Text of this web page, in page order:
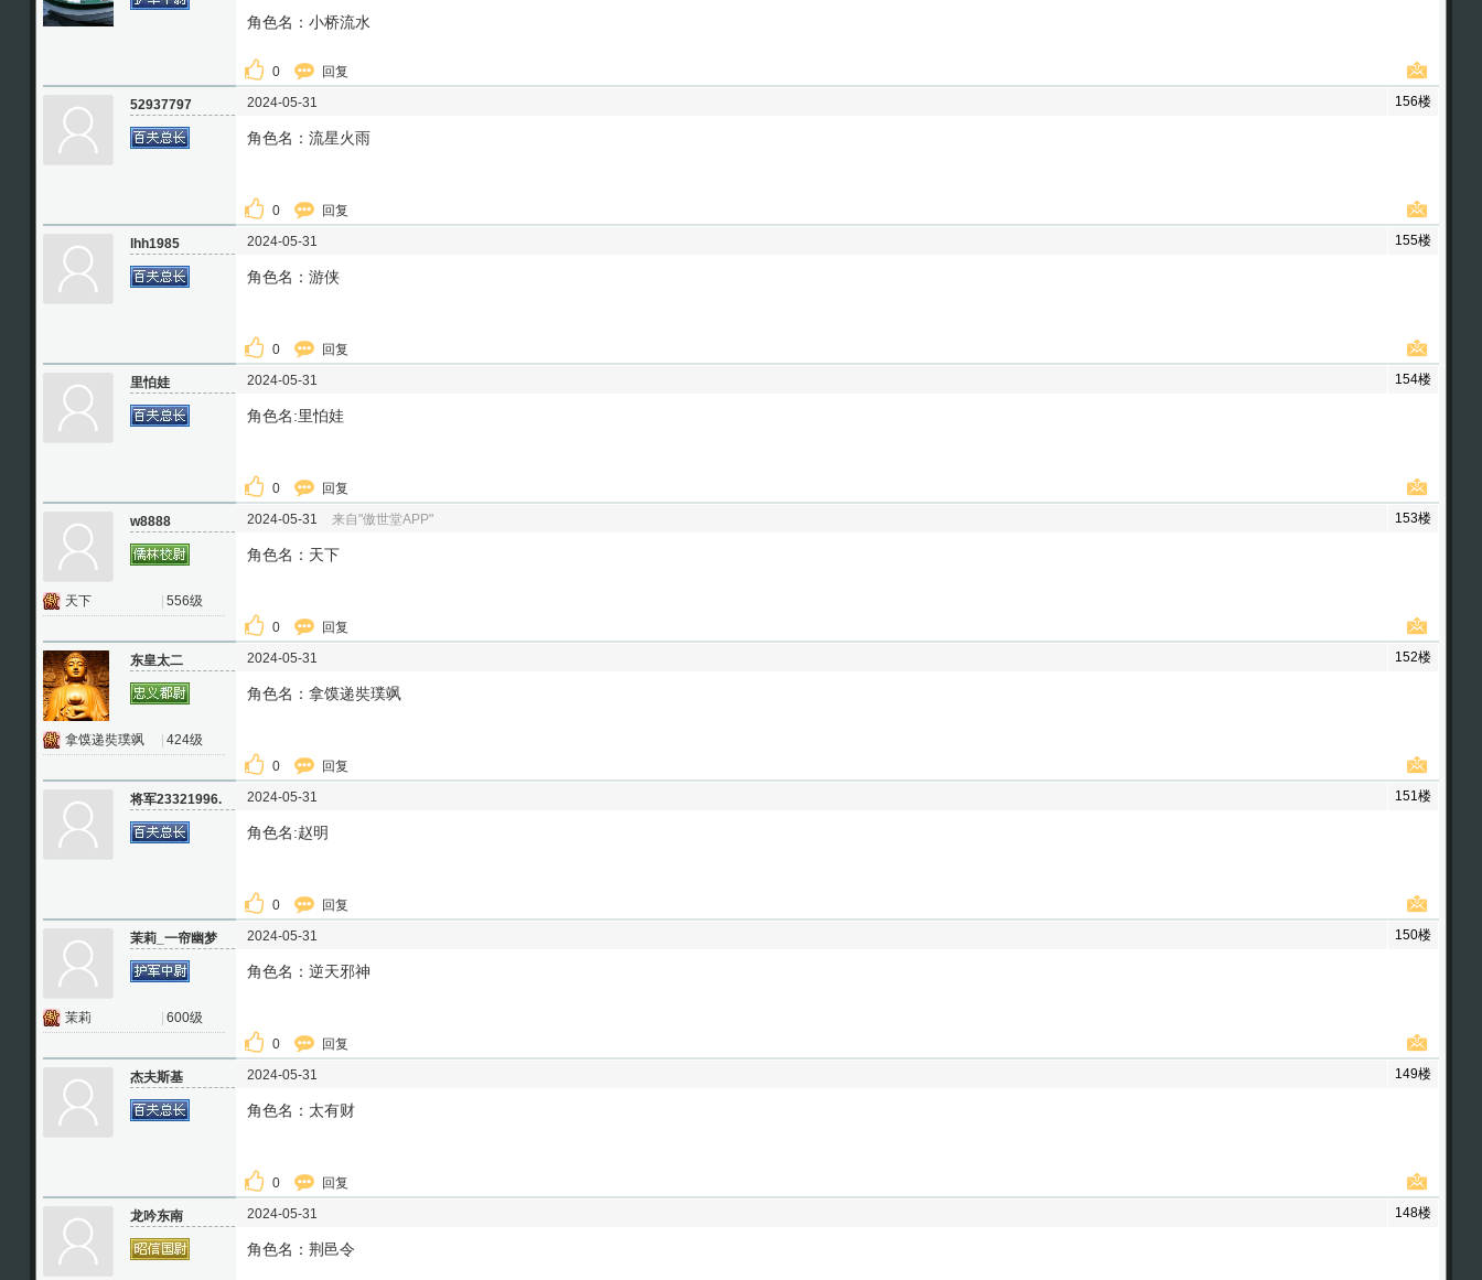
角色名：小桥流水
0 回复
52937797 156楼
2024-05-31
角色名：流星火雨
0 回复
lhh1985 155楼
2024-05-31
角色名：游侠
0 回复
里怕娃 154楼
2024-05-31
角色名:里怕娃
0 回复
w8888
天下 556级
153楼
2024-05-31 来自"傲世堂APP"
角色名：天下
0 回复
东皇太二
拿馍递奘璞飒 424级
152楼
2024-05-31
角色名：拿馍递奘璞飒
0 回复
将军23321996. 151楼
2024-05-31
角色名:赵明
0 回复
茉莉_一帘幽梦
茉莉 600级
150楼
2024-05-31
角色名：逆天邪神
0 回复
杰夫斯基 149楼
2024-05-31
角色名：太有财
0 回复
龙吟东南 148楼
2024-05-31
角色名：荆邑令